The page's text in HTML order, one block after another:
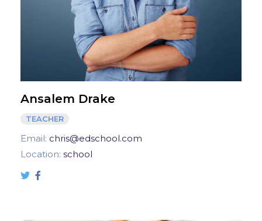
Ansalem Drake
TEACHER
Email: chris@edschool.com
Location: school